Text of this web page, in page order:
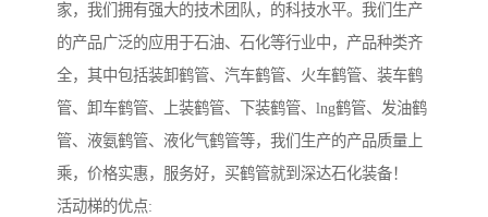
家，我们拥有强大的技术团队，的科技水平。我们生产
的产品广泛的应用于石油、石化等行业中，产品种类齐
全，其中包括装卸鹤管、汽车鹤管、火车鹤管、装车鹤
管、卸车鹤管、上装鹤管、下装鹤管、lng鹤管、发油鹤
管、液氨鹤管、液化气鹤管等，我们生产的产品质量上
乘，价格实惠，服务好，买鹤管就到深达石化装备！
活动梯的优点: